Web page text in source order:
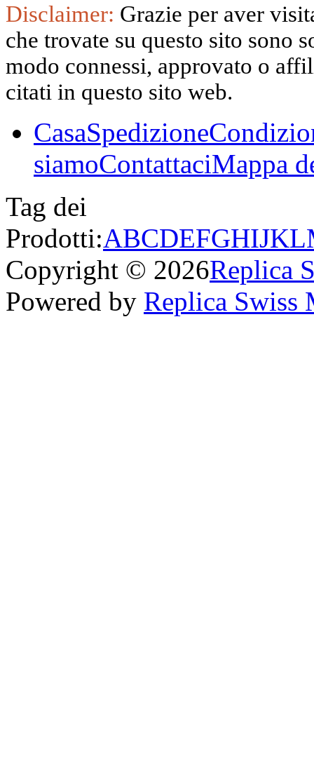
Disclaimer: Grazie per aver
che trovate su questo sito sono
modo connessi, approvato o
citati in questo sito web.
CasaSpedizione
siamoContattaciMappa
Tag dei
Prodotti:ABCDEFGHIJKL
Copyright © 2026Replica
Powered by Replica Swiss